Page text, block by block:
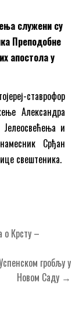
служени су
Преподобне
апостола у
ставрофор
Александра
и
Срђан
свештеника.
о Крсту –
гробљу у
Новом Саду →